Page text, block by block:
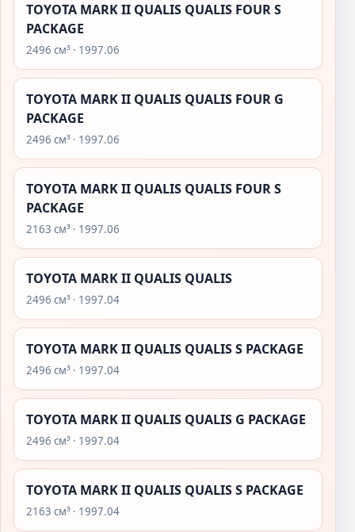
TOYOTA MARK II QUALIS QUALIS FOUR S
PACKAGE
2496 см³ · 1997.06
TOYOTA MARK II QUALIS QUALIS FOUR G
PACKAGE
2496 см³ · 1997.06
TOYOTA MARK II QUALIS QUALIS FOUR S
PACKAGE
2163 см³ · 1997.06
TOYOTA MARK II QUALIS QUALIS
2496 см³ · 1997.04
TOYOTA MARK II QUALIS QUALIS S PACKAGE
2496 см³ · 1997.04
TOYOTA MARK II QUALIS QUALIS G PACKAGE
2496 см³ · 1997.04
TOYOTA MARK II QUALIS QUALIS S PACKAGE
2163 см³ · 1997.04